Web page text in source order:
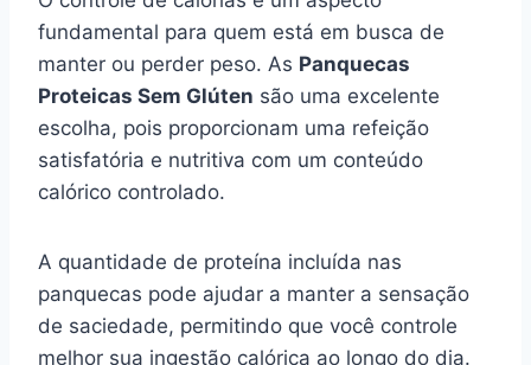
fundamental para quem está em busca de
manter ou perder peso. As Panquecas
Proteicas Sem Glúten são uma excelente
escolha, pois proporcionam uma refeição
satisfatória e nutritiva com um conteúdo
calórico controlado.
A quantidade de proteína incluída nas
panquecas pode ajudar a manter a sensação
de saciedade, permitindo que você controle
melhor sua ingestão calórica ao longo do dia.